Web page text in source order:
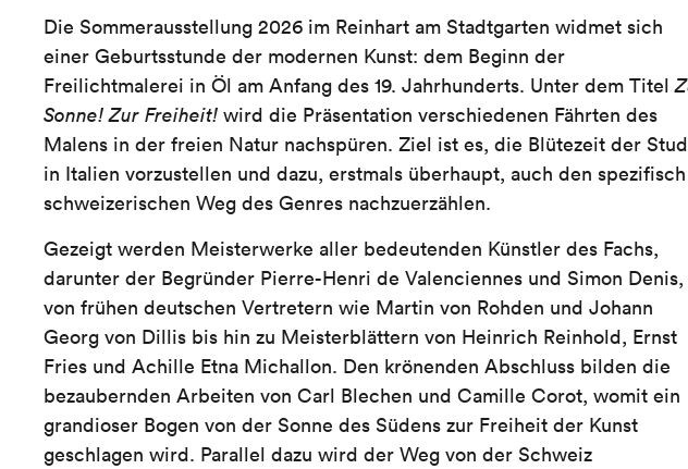
Die Sommerausstellung 2026 im Reinhart am Stadtgarten widmet sich
einer Geburtsstunde der modernen Kunst: dem Beginn der
Freilichtmalerei in Öl am Anfang des 19. Jahrhunderts. Unter dem Titel
Sonne! Zur Freiheit! wird die Präsentation verschiedenen Fährten des
Malens in der freien Natur nachspüren. Ziel ist es, die Blütezeit der
in Italien vorzustellen und dazu, erstmals überhaupt, auch den spezifisch
schweizerischen Weg des Genres nachzuerzählen.
Gezeigt werden Meisterwerke aller bedeutenden Künstler des Fachs,
darunter der Begründer Pierre-Henri de Valenciennes und Simon Denis,
von frühen deutschen Vertretern wie Martin von Rohden und Johann
Georg von Dillis bis hin zu Meisterblättern von Heinrich Reinhold, Ernst
Fries und Achille Etna Michallon. Den krönenden Abschluss bilden die
bezaubernden Arbeiten von Carl Blechen und Camille Corot, womit ein
grandioser Bogen von der Sonne des Südens zur Freiheit der Kunst
geschlagen wird. Parallel dazu wird der Weg von der Schweiz